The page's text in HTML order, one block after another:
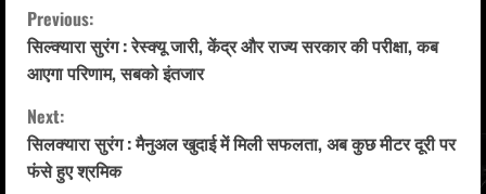
C
o
n
t
Previous:
सिल्क्यारा सुरंग : रेस्क्यू जारी, केंद्र और राज्य सरकार की परीक्षा, कब
आएगा परिणाम, सबको इंतजार
Next:
सिलक्यारा सुरंग : मैनुअल खुदाई में मिली सफलता, अब कुछ मीटर दूरी पर
फंसे हुए श्रमिक